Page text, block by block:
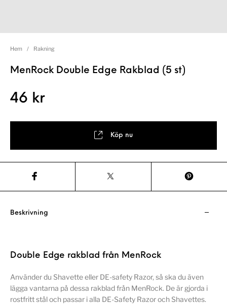
Hem / Rakning
MenRock Double Edge Rakblad (5 st)
46 kr
Köp nu
Beskrivning
Double Edge rakblad från MenRock
Använder du Shavette eller DE-safety Razor, så ska du även
lägga vantarna på dessa rakblad från MenRock. De är gjorda i
rostfritt stål och passar i alla DE-Safety Razor och Shavettes.